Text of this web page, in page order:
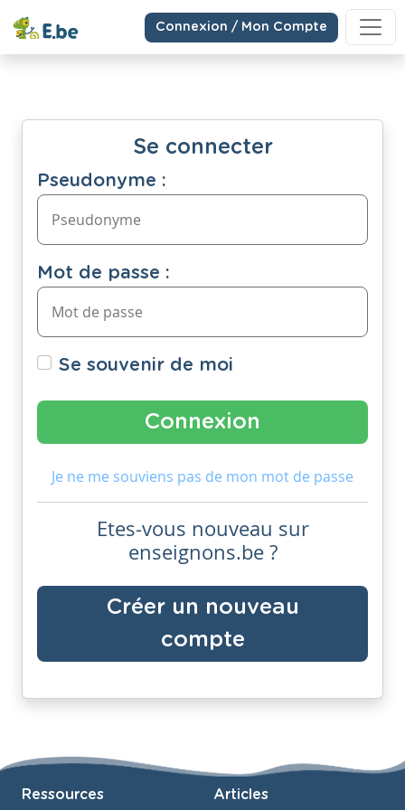
Connexion / Mon Compte
Se connecter
Pseudonyme :
Mot de passe :
Se souvenir de moi
Je ne me souviens pas de mon mot de passe
Etes-vous nouveau sur
enseignons.be ?
Créer un nouveau
compte
Ressources Articles